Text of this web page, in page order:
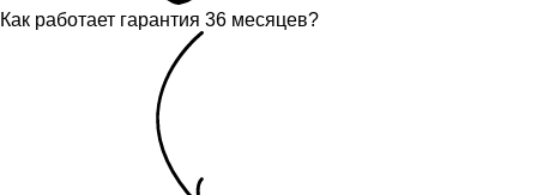
Как работает гарантия 36 месяцев?